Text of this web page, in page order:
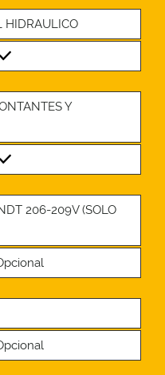
HIDRAULICO
Standard
Y
Standard
206-209V (SOLO